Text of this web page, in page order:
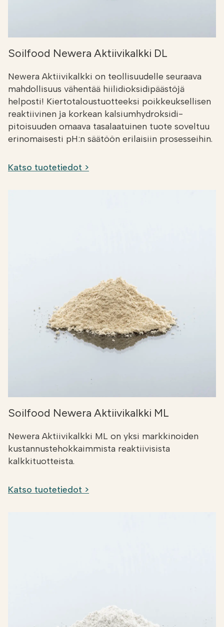
Soilfood Newera Aktiivikalkki DL
Newera Aktiivikalkki on teollisuudelle seuraava
mahdollisuus vähentää hiilidioksidipäästöjä
helposti! Kiertotaloustuotteeksi poikkeuksellisen
reaktiivinen ja korkean kalsiumhydroksidi-
pitoisuuden omaava tasalaatuinen tuote soveltuu
erinomaisesti pH:n säätöön erilaisiin prosesseihin.
Katso tuotetiedot >
Soilfood Newera Aktiivikalkki ML
Newera Aktiivikalkki ML on yksi markkinoiden
kustannustehokkaimmista reaktiivisista
kalkkituotteista.
Katso tuotetiedot >